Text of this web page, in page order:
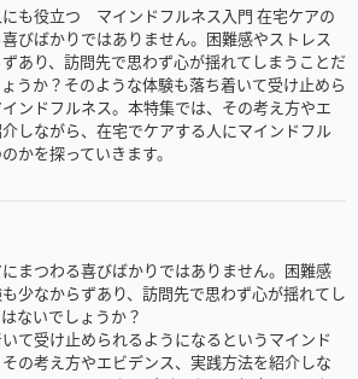
も役立つ マインドフルネス入門 在宅ケアの
びばかりではありません。困難感やストレス
あり、訪問先で思わず心が揺れてしまうことだ
うか？そのような体験も落ち着いて受け止めら
ンドフルネス。本特集では、その考え方やエ
しながら、在宅でケアする人にマインドフル
かを探っていきます。
まつわる喜びばかりではありません。困難感
少なからずあり、訪問先で思わず心が揺れてし
ないでしょうか？
て受け止められるようになるというマインド
の考え方やエビデンス、実践方法を紹介しな